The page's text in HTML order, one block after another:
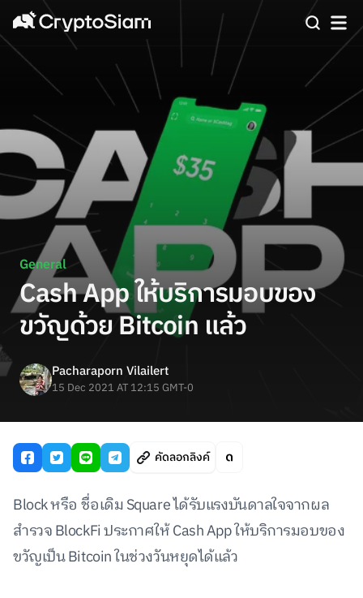
General
Cash App ให้บริการมอบของ
ขวัญด้วย Bitcoin แล้ว
Pacharaporn Vilailert
15 Dec 2021 AT 12:15 GMT-0
คัดลอกลิงค์
Block หรือ ชื่อเดิม Square ได้รับแรงบันดาลใจจากผล
สำรวจ BlockFi ประกาศให้ Cash App ให้บริการมอบของ
ขวัญเป็น Bitcoin ในช่วงวันหยุดได้แล้ว